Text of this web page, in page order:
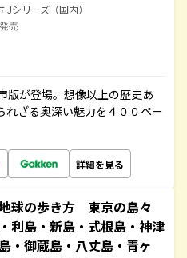
Jシリーズ（国内）
売
版が登場。想像以上の歴史あ
れざる奥深い魅力を４００ペー
詳細を見る
球の歩き方 東京の島々
利島・新島・式根島・神津
・御蔵島・八丈島・青ヶ